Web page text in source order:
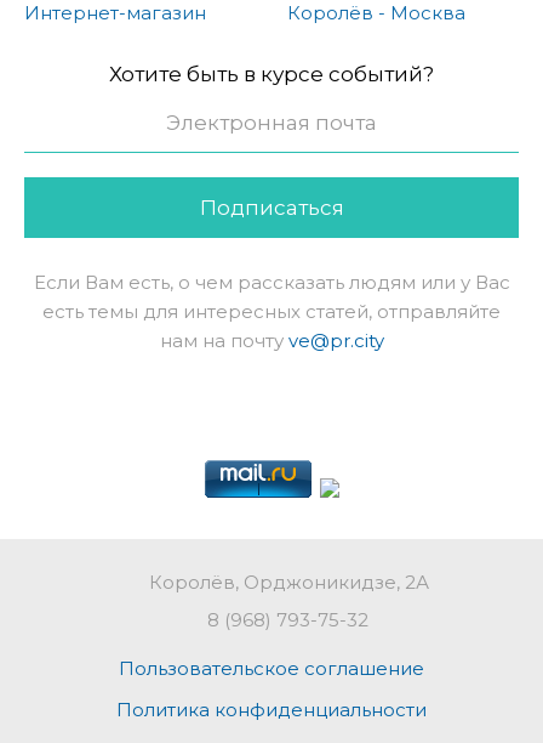
Интернет-магазин
Королёв - Москва
Хотите быть в курсе событий?
Подписаться
Если Вам есть, о чем рассказать людям или у Вас
есть темы для интересных статей, отправляйте
нам на почту ve@pr.city
Королёв, Орджоникидзе, 2А
8 (968) 793-75-32
Пользовательское соглашение
Политика конфиденциальности